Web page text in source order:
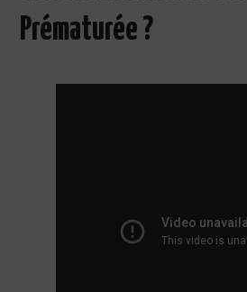
Prématurée ?